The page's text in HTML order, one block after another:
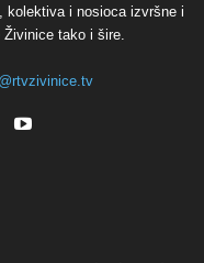
kolektiva i nosioca izvršne i
tako i šire.